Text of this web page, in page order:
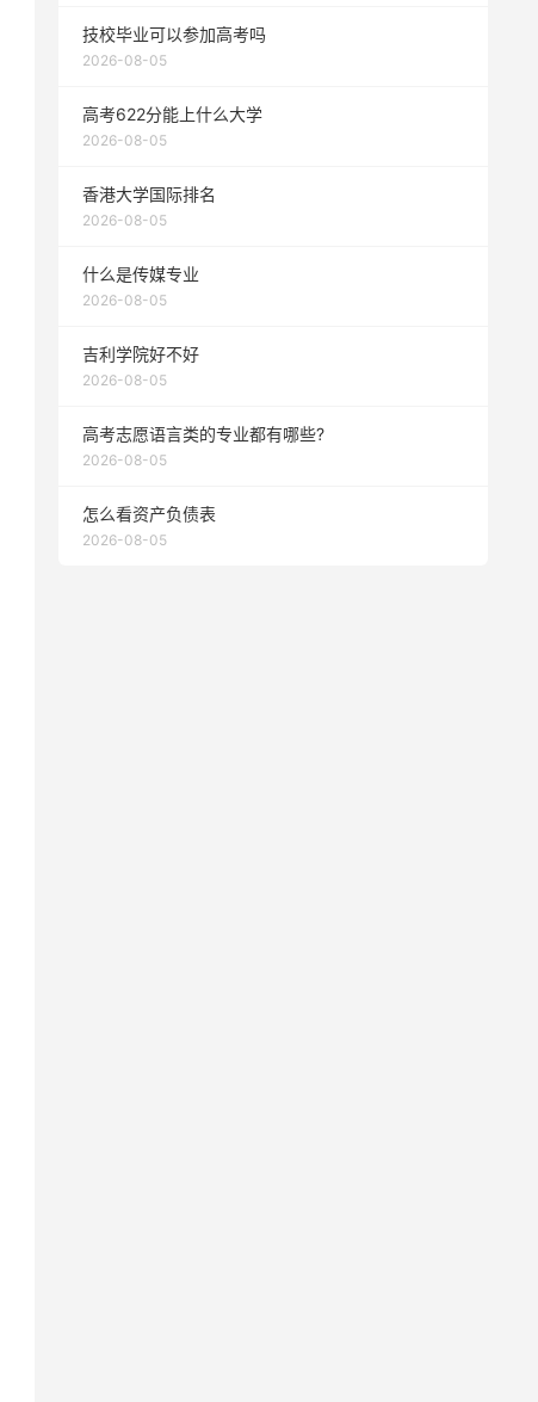
技校毕业可以参加高考吗
2026-08-05
高考622分能上什么大学
2026-08-05
香港大学国际排名
2026-08-05
什么是传媒专业
2026-08-05
吉利学院好不好
2026-08-05
高考志愿语言类的专业都有哪些?
2026-08-05
怎么看资产负债表
2026-08-05